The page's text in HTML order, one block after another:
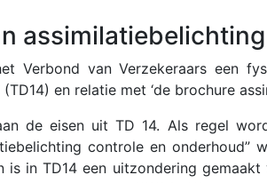
Verbond van Verzekeraars een
en relatie met ‘de brochure
de eisen uit TD 14. Als regel
controle en
in TD14 een uitzondering